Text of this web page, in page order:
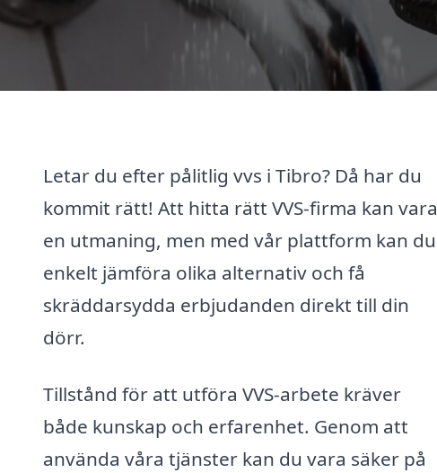
Letar du efter pålitlig vvs i Tibro? Då har du
kommit rätt! Att hitta rätt VVS-firma kan vara
en utmaning, men med vår plattform kan du
enkelt jämföra olika alternativ och få
skräddarsydda erbjudanden direkt till din
dörr.
Tillstånd för att utföra VVS-arbete kräver
både kunskap och erfarenhet. Genom att
använda våra tjänster kan du vara säker på